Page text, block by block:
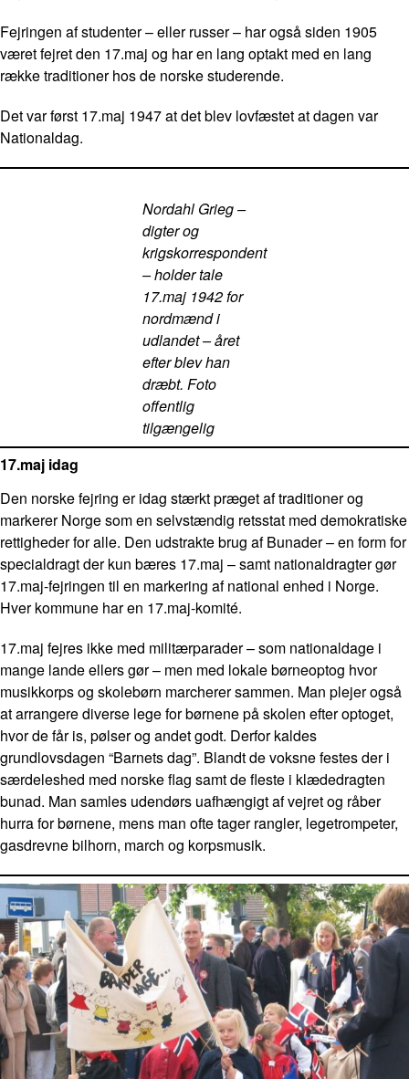
Fejringen af studenter – eller russer – har også siden 1905
været fejret den 17.maj og har en lang optakt med en lang
række traditioner hos de norske studerende.
Det var først 17.maj 1947 at det blev lovfæstet at dagen var
Nationaldag.
Nordahl Grieg –
digter og
krigskorrespondent
– holder tale
17.maj 1942 for
nordmænd i
udlandet – året
efter blev han
dræbt. Foto
offentlig
tilgængelig
17.maj idag
Den norske fejring er idag stærkt præget af traditioner og
markerer Norge som en selvstændig retsstat med demokratiske
rettigheder for alle. Den udstrakte brug af Bunader – en form for
specialdragt der kun bæres 17.maj – samt nationaldragter gør
17.maj-fejringen til en markering af national enhed i Norge.
Hver kommune har en 17.maj-komité.
17.maj fejres ikke med militærparader – som nationaldage i
mange lande ellers gør – men med lokale børneoptog hvor
musikkorps og skolebørn marcherer sammen. Man plejer også
at arrangere diverse lege for børnene på skolen efter optoget,
hvor de får is, pølser og andet godt. Derfor kaldes
grundlovsdagen “Barnets dag”. Blandt de voksne festes der i
særdeleshed med norske flag samt de fleste i klædedragten
bunad. Man samles udendørs uafhængigt af vejret og råber
hurra for børnene, mens man ofte tager rangler, legetrompeter,
gasdrevne bilhorn, march og korpsmusik.